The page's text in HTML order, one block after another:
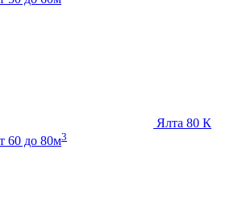
Ялта 80 К
60 до 80м3